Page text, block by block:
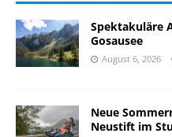
Spektakuläre
Gosausee
August 6, 2026
Neue
Neustift im